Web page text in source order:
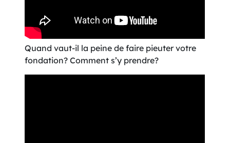
Quand vaut-il la peine de faire pieuter votre
fondation? Comment s’y prendre?